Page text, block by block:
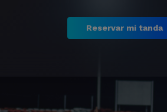
Reservar mi tanda